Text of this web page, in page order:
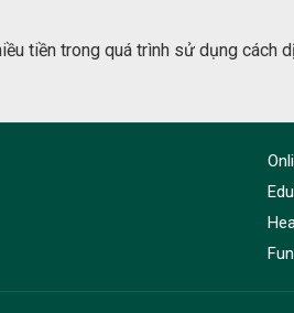
tiền trong quá trình sử dụng cách
Fun